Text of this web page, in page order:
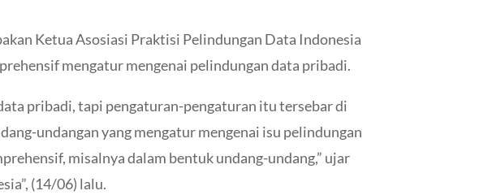
Ketua Asosiasi Praktisi Pelindungan Data Indonesia
mengatur mengenai pelindungan data pribadi.
pribadi, tapi pengaturan-pengaturan itu tersebar di
undangan yang mengatur mengenai isu pelindungan
misalnya dalam bentuk undang-undang,” ujar
(14/06) lalu.